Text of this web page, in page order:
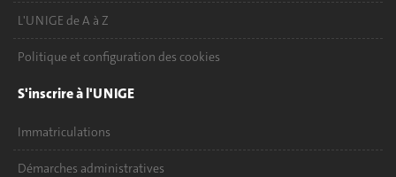
L'UNIGE de A à Z
Politique et configuration des cookies
S'inscrire à l'UNIGE
Immatriculations
Démarches administratives